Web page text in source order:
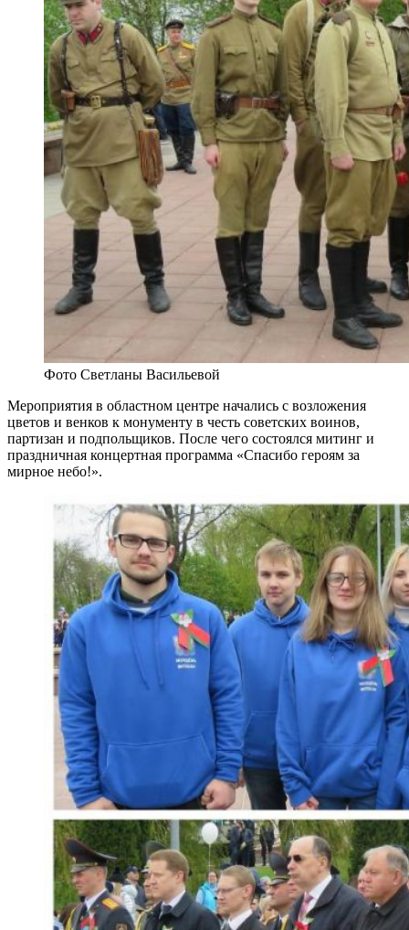
Фото Светланы Васильевой
Мероприятия в областном центре начались с возложения
цветов и венков к монументу в честь советских воинов,
партизан и подпольщиков. После чего состоялся митинг и
праздничная концертная программа «Спасибо героям за
мирное небо!».